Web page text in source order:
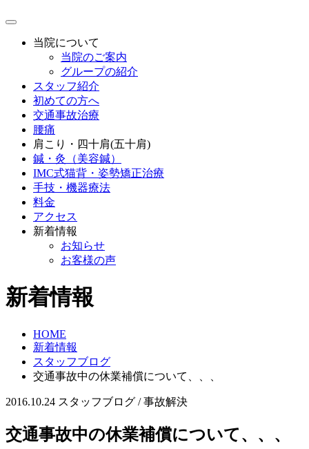
当院について
当院のご案内
グループの紹介
スタッフ紹介
初めての方へ
交通事故治療
腰痛
肩こり・四十肩(五十肩)
鍼・灸（美容鍼）
IMC式猫背・姿勢矯正治療
手技・機器療法
料金
アクセス
新着情報
お知らせ
お客様の声
新着情報
HOME
新着情報
スタッフブログ
交通事故中の休業補償について、、、
2016.10.24 スタッフブログ / 事故解決
交通事故中の休業補償について、、、